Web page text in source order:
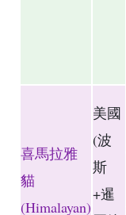
喜馬拉雅
貓
(Himalayan)
美國
(波
斯
+暹